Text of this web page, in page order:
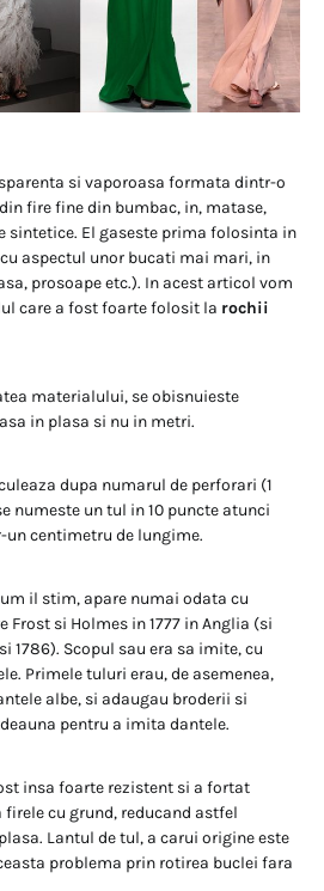
si vaporoasa formata dintr-o
fire fine din bumbac, in, matase,
sintetice. El gaseste prima folosinta in
aspectul unor bucati mai mari, in
prosoape etc.). In acest articol vom
care a fost foarte folosit la rochii
materialului, se obisnuieste
in plasa si nu in metri.
dupa numarul de perforari (1
numeste un tul in 10 puncte atunci
centimetru de lungime.
il stim, apare numai odata cu
si Holmes in 1777 in Anglia (si
1786). Scopul sau era sa imite, cu
Primele tuluri erau, de asemenea,
albe, si adaugau broderii si
pentru a imita dantele.
insa foarte rezistent si a fortat
cu grund, reducand astfel
Lantul de tul, a carui origine este
problema prin rotirea buclei fara